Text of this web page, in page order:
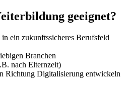
geeignet?
in ein zukunftssicheres Berufsfeld
Branchen
nach Elternzeit)
Richtung Digitalisierung entwickeln